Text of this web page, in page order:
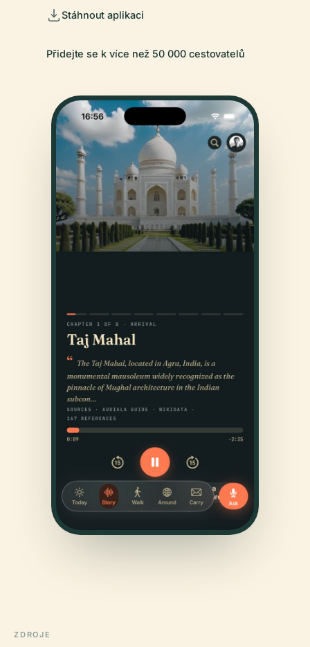
Stáhnout aplikaci
Přidejte se k více než 50 000 cestovatelů
ZDROJE